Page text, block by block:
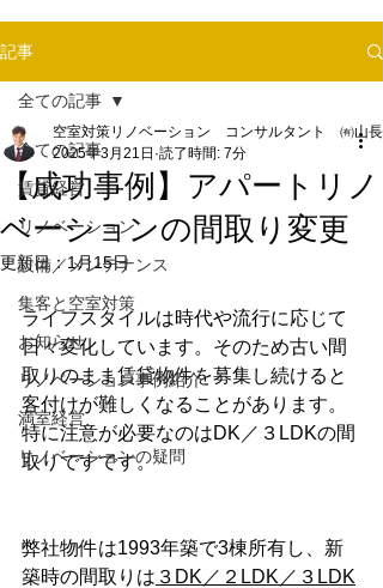
記事
全ての記事
賃貸経営
リノベーション
設備／メンテナンス
集客と空室対策
お知らせ
リノベーション事例紹介
満室経営
リノベーションの疑問
全ての記事
【成功事例】アパートリノ
ベーションの間取り変更
空室対策リノベーション コンサルタント ㈲山長
2025年3月21日 読了時間: 7分
更新日：1月15日
ライフスタイルは時代や流行に応じて
日々変化しています。そのため古い間
取りのまま賃貸物件を募集し続けると
客付けが難しくなることがあります。
特に注意が必要なのはDK／３LDKの間
取りですです。
弊社物件は1993年築で3棟所有し、新
築時の間取りは ３DK／２LDK／３LDK